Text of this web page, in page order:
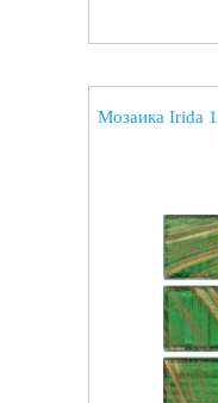
Мозаика Irida